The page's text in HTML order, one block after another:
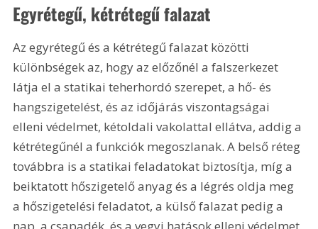
Egyrétegű, kétrétegű falazat
Az egyrétegű és a kétrétegű falazat közötti
különbségek az, hogy az előzőnél a falszerkezet
látja el a statikai teherhordó szerepet, a hő- és
hangszigetelést, és az időjárás viszontagságai
elleni védelmet, kétoldali vakolattal ellátva, addig a
kétrétegűnél a funkciók megoszlanak. A belső réteg
továbbra is a statikai feladatokat biztosítja, míg a
beiktatott hőszigetelő anyag és a légrés oldja meg
a hőszigetelési feladatot, a külső falazat pedig a